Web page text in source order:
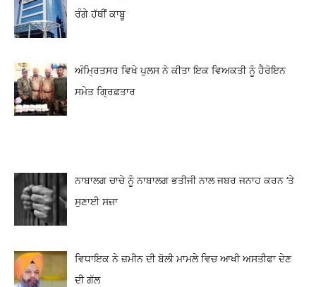
ਰੰਗੇ ਹੱਥੀਂ ਕਾਬੂ
ਅੰਮ੍ਰਿਤਸਰ ਵਿਖੇ ਪੁਲਸ ਨੇ ਕੀਤਾ ਇਕ ਵਿਅਕਤੀ ਨੂੰ ਹੈਰੋਇਨ
ਸਮੇਤ ਗ੍ਰਿਫ਼ਤਾਰ
ਨਾਬਾਲਗ ਚਾਚੇ ਨੂੰ ਨਾਬਾਲਗ ਭਤੀਜੀ ਨਾਲ ਜਬਰ ਜਨਾਹ ਕਰਨ ‘ਤੇ
ਸੁਣਾਈ ਸਜ਼ਾ
ਵਿਧਾਇਕ ਨੇ ਜ਼ਮੀਨ ਦੀ ਬੋਲੀ ਮਾਮਲੇ ਵਿਚ ਆਖੀ ਅਸਤੀਫਾ ਦੇਣ
ਦੀ ਗੱਲ